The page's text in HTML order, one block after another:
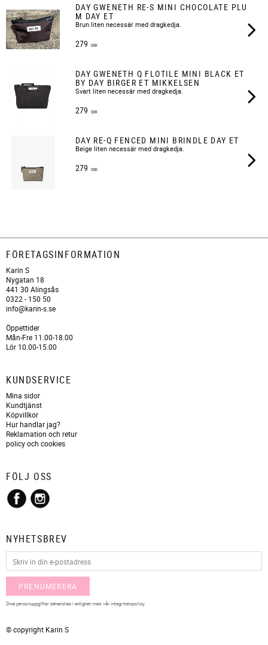
DAY GWENETH RE-S MINI CHOCOLATE PLU
M DAY ET
Brun liten necessär med dragkedja.
279 SEK
DAY GWENETH Q FLOTILE MINI BLACK ET
BY DAY BIRGER ET MIKKELSEN
Svart liten necessär med dragkedja.
279 SEK
DAY RE-Q FENCED MINI BRINDLE DAY ET
​Beige liten necessär med dragkedja.
279 SEK
FÖRETAGSINFORMATION
Karin S
Nygatan 18
441 30 Alingsås
0322 - 150 50
info@karin-s.se
Öppettider
Mån-Fre 11.00-18.00
Lör 10.00-15.00
KUNDSERVICE
Mina sidor
Kundtjänst
Köpvillkor
Hur handlar jag?
Reklamation och retur
policy och cookies
FÖLJ OSS
NYHETSBREV
PRENUMERERA
Dina personuppgifter behandlas i enlighet med vårintegritetspolicy
© copyright Karin S